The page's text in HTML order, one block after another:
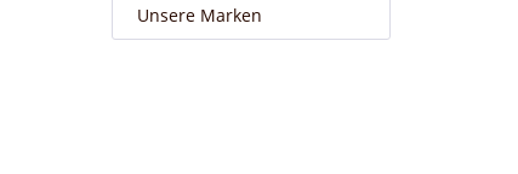
Unsere Marken